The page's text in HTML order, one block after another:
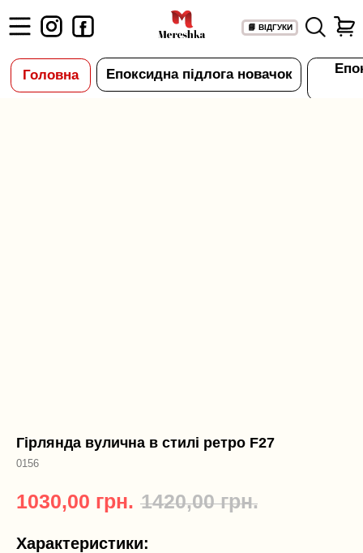
📘 ВІДГУКИ
Granitte
Гірлянда вулична в стилі ретро F27
0156
1030,00 грн. 1420,00 грн.
Характеристики: